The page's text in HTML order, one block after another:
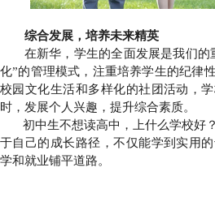
综合发展，培养未来精英
在新华，学生的全面发展是我们的
化”的管理模式，注重培养学生的纪律
校园文化生活和多样化的社团活动，
时，发展个人兴趣，提升综合素质。
初中生不想读高中，上什么学校好
于自己的成长路径，不仅能学到实用
学和就业铺平道路。